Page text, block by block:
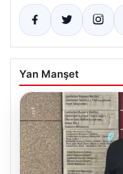
Yan Manşet